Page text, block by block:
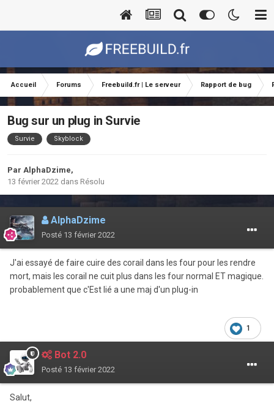
Accueil Forums Freebuild.fr | Le serveur Rapport de bug
Bug sur un plug in Survie
Survie Skyblock
Par AlphaDzime,
13 février 2022 dans Résolu
AlphaDzime
Posté 13 février 2022
J'ai essayé de faire cuire des corail dans les four pour les rendre
mort, mais les corail ne cuit plus dans les four normal ET magique.
probablement que c'Est lié a une maj d'un plug-in
1
Bot 2.0
Posté 13 février 2022
Salut,